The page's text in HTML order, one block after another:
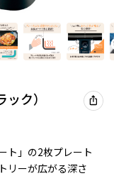
ク）
ト」の2枚プレート
リーが広がる深さ